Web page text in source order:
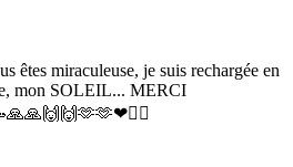
êtes miraculeuse, je suis rechargée en
mon SOLEIL... MERCI